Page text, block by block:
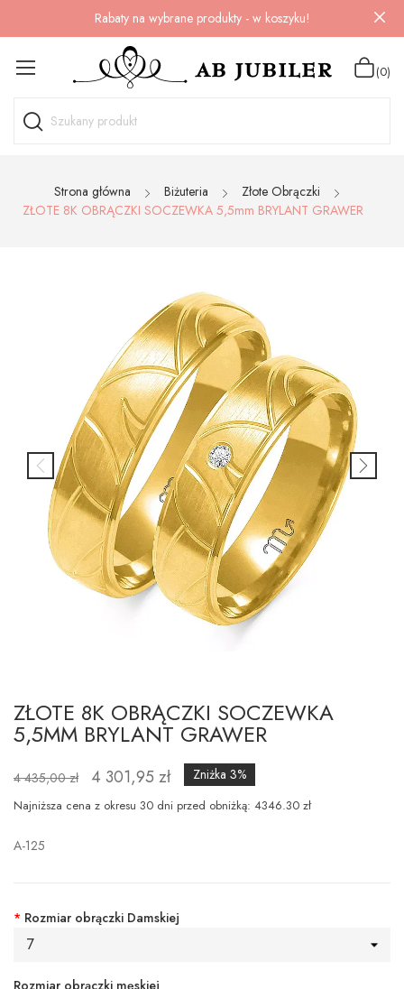
Rabaty na wybrane produkty - w koszyku!
(0)
Strona główna Biżuteria
Złote Obrączki
ZŁOTE 8K OBRĄCZKI SOCZEWKA 5,5mm BRYLANT GRAWER
ZŁOTE 8K OBRĄCZKI SOCZEWKA
5,5MM BRYLANT GRAWER
4 435,00 zł 4 301,95 zł Zniżka 3%
Najniższa cena z okresu 30 dni przed obniżką: 4346.30 zł
A-125
* Rozmiar obrączki Damskiej
7
Rozmiar obrączki męskiej